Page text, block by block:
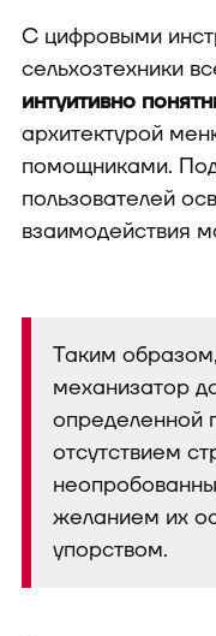
С цифровыми
сельхозтехники
интуитивно
архитектурой
помощниками.
пользователей
взаимодействия
Таким
механизатор
определенной
отсутствием
желанием их
упорством.